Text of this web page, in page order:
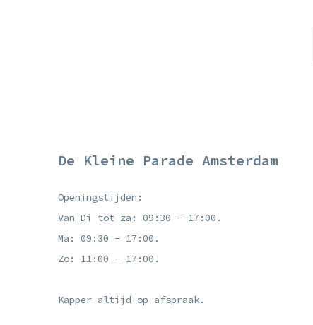
De Kleine Parade Amsterdam
Openingstijden:
Van Di tot za: 09:30 - 17:00.
Ma: 09:30 - 17:00.
Zo: 11:00 - 17:00.
Kapper altijd op afspraak.